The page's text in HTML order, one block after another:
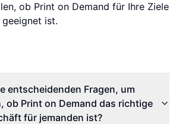
ob Print on Demand für Ihre Ziele
ist.
entscheidenden Fragen, um
ob Print on Demand das richtige
für jemanden ist?